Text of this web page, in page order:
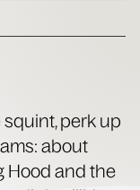
squint, perk up
about
Hood and the